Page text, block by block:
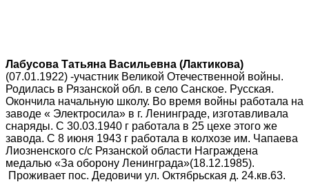
Лабусова Татьяна Васильевна (Лактикова)
(07.01.1922) -участник Великой Отечественной войны.
Родилась в Рязанской обл. в село Санское. Русская.
Окончила начальную школу. Во время войны работала на
заводе « Электросила» в г. Ленинграде, изготавливала
снаряды. С 30.03.1940 г работала в 25 цехе этого же
завода. С 8 июня 1943 г работала в колхозе им. Чапаева
Лиозненского с/с Рязанской области Награждена
медалью «За оборону Ленинграда»(18.12.1985).
Проживает пос. Дедовичи ул. Октябрьская д. 24.кв.63.